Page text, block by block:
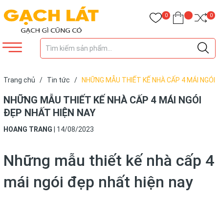
0 0
Trang chủ / Tin tức /
NHỮNG MẪU THIẾT KẾ NHÀ CẤP 4 MÁI NGÓI
NHỮNG MẪU THIẾT KẾ NHÀ CẤP 4 MÁI NGÓI
ĐẸP NHẤT HIỆN NAY
HOANG TRANG 14/08/2023
Những mẫu thiết kế nhà cấp 4
mái ngói đẹp nhất hiện nay